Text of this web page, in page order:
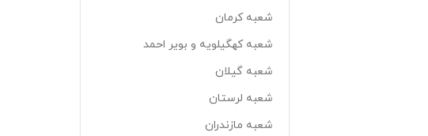
شعبه کرمان
شعبه کهگیلویه و بویر احمد
شعبه گیلان
شعبه لرستان
شعبه مازندران